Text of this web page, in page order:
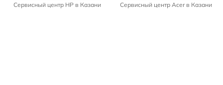
Сервисный центр HP в Казани Сервисный центр Acer в Казани